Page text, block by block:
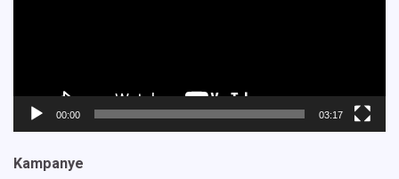
00:00 03:17
Kampanye